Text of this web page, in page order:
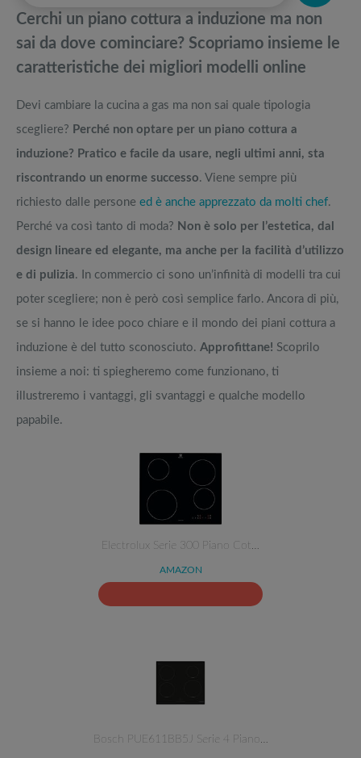
Gasatore acqua frizzante: i modelli più venduti e recensiti
Offerte robot aspirapolvere da non perdere nella Black Friday Week
Cerchi un piano cottura a induzione ma non
sai da dove cominciare? Scopriamo insieme le
caratteristiche dei migliori modelli online
Devi cambiare la cucina a gas ma non sai quale tipologia
scegliere? Perché non optare per un piano cottura a
induzione? Pratico e facile da usare, negli ultimi anni, sta
riscontrando un enorme successo. Viene sempre più
richiesto dalle persone ed è anche apprezzato da molti chef.
Perché va così tanto di moda? Non è solo per l’estetica, dal
design lineare ed elegante, ma anche per la facilità d’utilizzo
e di pulizia. In commercio ci sono un’infinità di modelli tra cui
poter scegliere; non è però così semplice farlo. Ancora di più,
se si hanno le idee poco chiare e il mondo dei piani cottura a
induzione è del tutto sconosciuto. Approfittane! Scoprilo
insieme a noi: ti spiegheremo come funzionano, ti
illustreremo i vantaggi, gli svantaggi e qualche modello
papabile.
Electrolux Serie 300 Piano Cot…
AMAZON
Bosch PUE611BB5J Serie 4 Piano…